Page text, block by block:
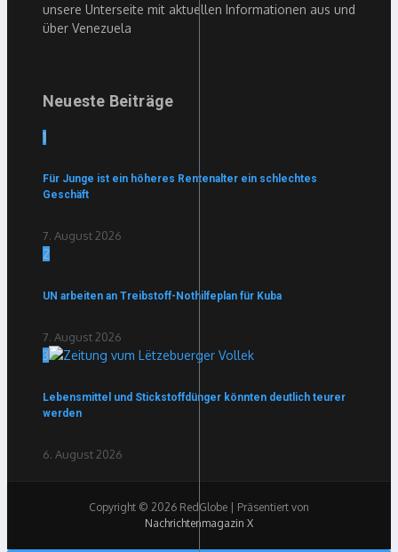
unsere Unterseite mit aktuellen Informationen aus und
über Venezuela
Neueste Beiträge
1
Für Junge ist ein höheres Rentenalter ein schlechtes
Geschäft
7. August 2026
2
UN arbeiten an Treibstoff-Nothilfeplan für Kuba
7. August 2026
3
Lebensmittel und Stickstoffdünger könnten deutlich teurer
werden
6. August 2026
Copyright © 2026 RedGlobe | Präsentiert von
Nachrichtenmagazin X